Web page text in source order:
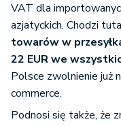
VAT dla
azjatyckich. Chodzi
towarów w
22 EUR we
Polsce zwolnienie już
commerce.
Podnosi się także, że